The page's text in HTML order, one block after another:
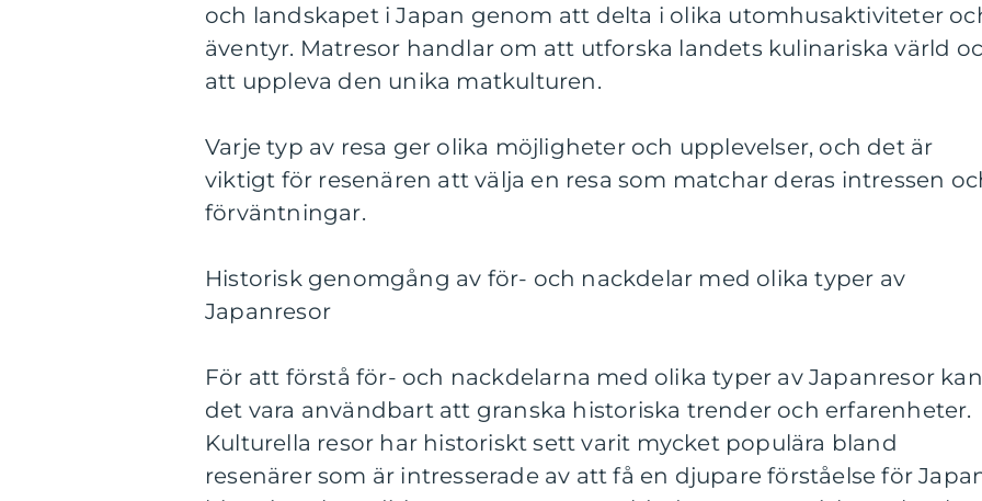
och landskapet i Japan genom att delta i olika utomhusaktiviteter
äventyr. Matresor handlar om att utforska landets kulinariska värld
att uppleva den unika matkulturen.
Varje typ av resa ger olika möjligheter och upplevelser, och det är
viktigt för resenären att välja en resa som matchar deras intressen
förväntningar.
Historisk genomgång av för- och nackdelar med olika typer av
Japanresor
För att förstå för- och nackdelarna med olika typer av Japanresor kan
det vara användbart att granska historiska trender och erfarenheter.
Kulturella resor har historiskt sett varit mycket populära bland
resenärer som är intresserade av att få en djupare förståelse för